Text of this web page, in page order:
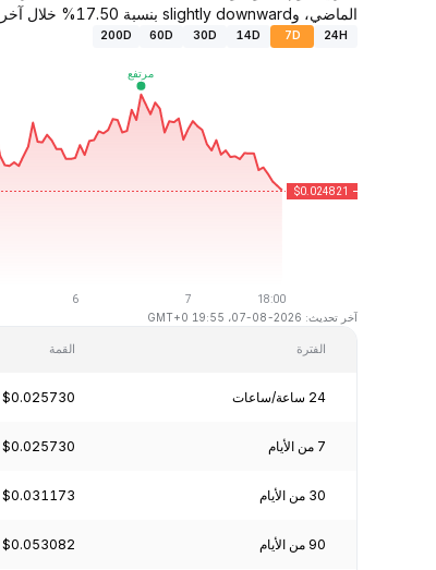
الماضي، وslightly downward بنسبة 17.50% خلال آخر 30 يومًا.
24H
7D
14D
30D
60D
200D
آخر تحديث: 2026-08-07، 19:55 GMT+0
الفترة القمة
24 ساعة/ساعات $0.025730
7 من الأيام $0.025730
30 من الأيام $0.031173
90 من الأيام $0.053082